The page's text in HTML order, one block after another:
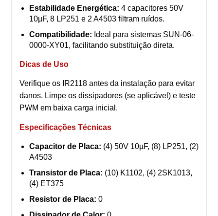
Estabilidade Energética: 4 capacitores 50V
10µF, 8 LP251 e 2 A4503 filtram ruídos.
Compatibilidade: Ideal para sistemas SUN-06-
0000-XY01, facilitando substituição direta.
Dicas de Uso
Verifique os IR2118 antes da instalação para evitar
danos. Limpe os dissipadores (se aplicável) e teste
PWM em baixa carga inicial.
Especificações Técnicas
Capacitor de Placa: (4) 50V 10µF, (8) LP251, (2)
A4503
Transistor de Placa: (10) K1102, (4) 2SK1013,
(4) ET375
Resistor de Placa: 0